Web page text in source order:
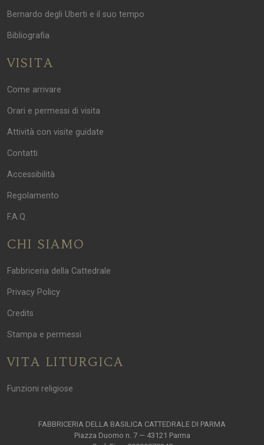
Bernardo degli Uberti e il suo tempo
Bibliografia
VISITA
Come arrivare
Orari e permessi di visita
Attività con visite guidate
Contatti
Accessibilità
Regolamento
F.A.Q.
CHI SIAMO
Fabbriceria della Cattedrale
Privacy Policy
Credits
Stampa e permessi
VITA LITURGICA
Funzioni religiose
FABBRICERIA DELLA BASILICA CATTEDRALE DI PARMA
Piazza Duomo n. 7 — 43121 Parma